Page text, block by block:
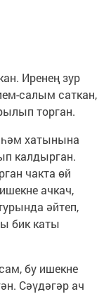
Иренең зур
салым саткан,
торган.
һәм хатынына
калдырган.
чакта өй
ачкач,
әйтеп,
бик каты
бу ишекне
Сәүдәгәр ач